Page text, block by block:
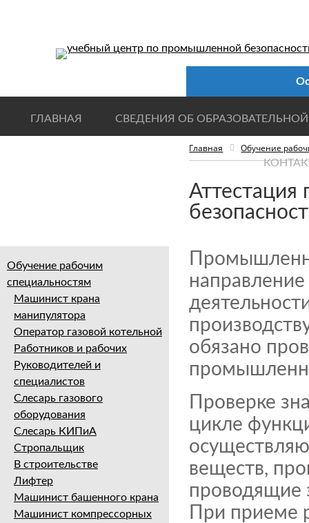
ГЛАВНАЯ СВЕДЕНИЯ ОБ
Обучение рабочим
специальностям
Машинист крана
манипулятора
Оператор газовой котельной
Работников и рабочих
Руководителей и
специалистов
Слесарь газового
оборудования
Слесарь КИПиА
Стропальщик
В строительстве
Лифтер
Машинист башенного крана
Машинист компрессорных
Главная Обучение
обязано
Проверке
цикле
веществ,
проводящие
При приеме